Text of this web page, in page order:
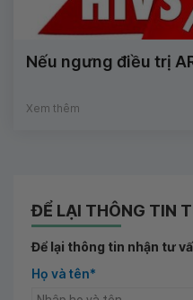
Nếu ngưng điều trị
Xem thêm
ĐỂ LẠI THÔNG TIN
Để lại thông tin nhận tư
Họ và tên*